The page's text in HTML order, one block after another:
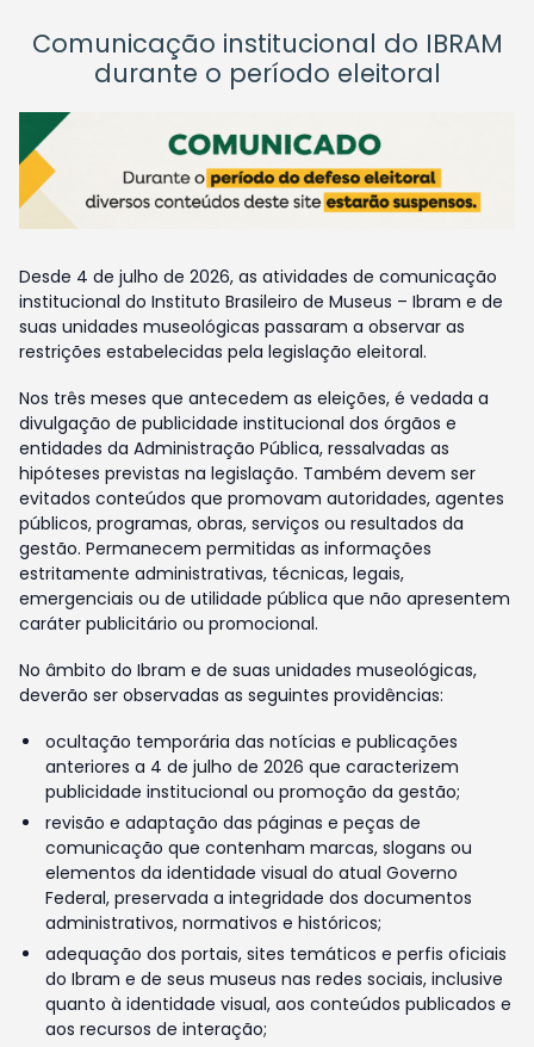
Comunicação institucional do IBRAM
durante o período eleitoral
Desde 4 de julho de 2026, as atividades de comunicação
institucional do Instituto Brasileiro de Museus – Ibram e de
suas unidades museológicas passaram a observar as
restrições estabelecidas pela legislação eleitoral.
Nos três meses que antecedem as eleições, é vedada a
divulgação de publicidade institucional dos órgãos e
entidades da Administração Pública, ressalvadas as
hipóteses previstas na legislação. Também devem ser
evitados conteúdos que promovam autoridades, agentes
públicos, programas, obras, serviços ou resultados da
gestão. Permanecem permitidas as informações
estritamente administrativas, técnicas, legais,
emergenciais ou de utilidade pública que não apresentem
caráter publicitário ou promocional.
No âmbito do Ibram e de suas unidades museológicas,
deverão ser observadas as seguintes providências:
ocultação temporária das notícias e publicações
anteriores a 4 de julho de 2026 que caracterizem
publicidade institucional ou promoção da gestão;
revisão e adaptação das páginas e peças de
comunicação que contenham marcas, slogans ou
elementos da identidade visual do atual Governo
Federal, preservada a integridade dos documentos
administrativos, normativos e históricos;
adequação dos portais, sites temáticos e perfis oficiais
do Ibram e de seus museus nas redes sociais, inclusive
quanto à identidade visual, aos conteúdos publicados e
aos recursos de interação;